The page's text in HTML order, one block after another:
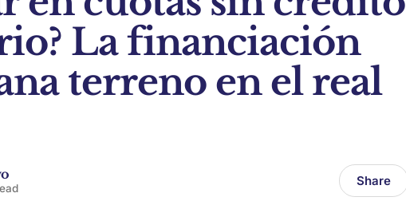
La financiación
terreno en el real
Share